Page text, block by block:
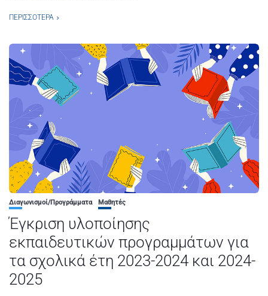
ΠΕΡΙΣΣΌΤΕΡΑ
Διαγωνισμοί/Προγράμματα Μαθητές
Έγκριση υλοποίησης
εκπαιδευτικών προγραμμάτων για
τα σχολικά έτη 2023-2024 και 2024-
2025